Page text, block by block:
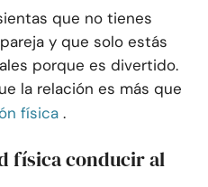
que no tienes
y que solo estás
porque es divertido.
la relación es más que
física .
física conducir al